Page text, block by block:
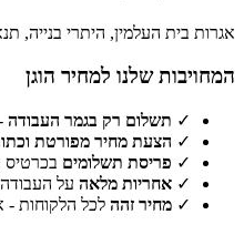
אגרות בית העלמין, היתרי בנייה,
המחויבות שלנו למחיר הוגן
✓ תשלום רק בגמר העבודה
✓ הצעת מחיר מפורטת
✓ פריסת תשלומים בכרטיס
✓ אחריות מלאה על
✓ מחיר זהה לכל הלקוחות -